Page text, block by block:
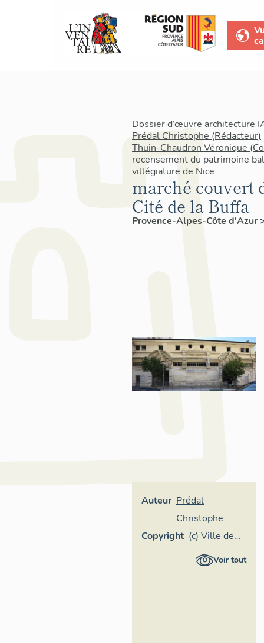
Dossier d’œuvre architecture
Prédal Christophe (Rédacteur)
Thuin-Chaudron Véronique
recensement du patrimoine
villégiature de Nice
marché couvert
Cité de la Buffa
Provence-Alpes-Côte d'Azur
Auteur Prédal
Christophe
Copyright (c) Ville de
Nice Voir tout